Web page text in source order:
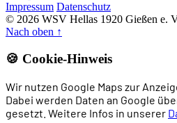
Impressum Datenschutz
© 2026 WSV Hellas 1920 Gießen e.
Nach oben ↑
🍪 Cookie-Hinweis
Wir nutzen Google Maps zur
Dabei werden Daten an Google
gesetzt. Weitere Infos in unserer